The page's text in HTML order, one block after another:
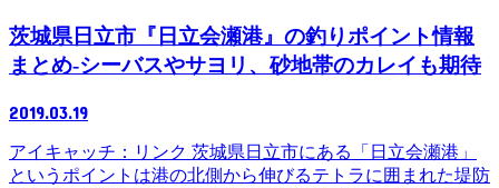
茨城県日立市『日立会瀬港』の釣りポイント情報
まとめ-シーバスやサヨリ、砂地帯のカレイも期待
2019.03.19
アイキャッチ：リンク 茨城県日立市にある「日立会瀬港」
というポイントは港の北側から伸びるテトラに囲まれた堤防